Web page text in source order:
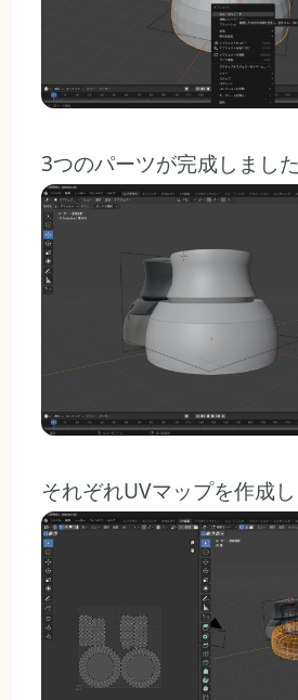
3つのパーツが完成しました
それぞれUVマップを作成し